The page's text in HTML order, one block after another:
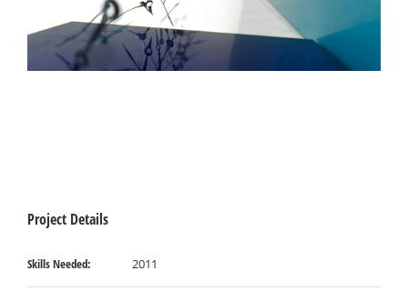
Project Details
Skills Needed: 2011